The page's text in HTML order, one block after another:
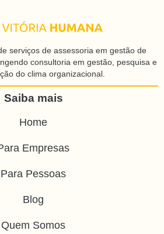
serviços de assessoria em gestão de
consultoria em gestão, pesquisa e
do clima organizacional.
Saiba mais
Home
Empresas
Para Pessoas
Blog
Quem Somos